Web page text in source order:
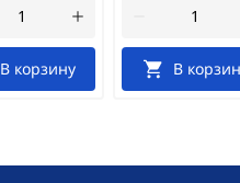
В корзину В